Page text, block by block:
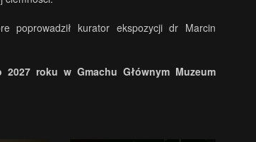
poprowadził kurator ekspozycji dr Marcin
roku w Gmachu Głównym Muzeum